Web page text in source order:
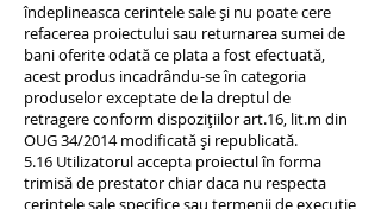
îndeplineasca cerintele sale și nu poate cere
refacerea proiectului sau returnarea sumei de
bani oferite odată ce plata a fost efectuată,
acest produs incadrându-se în categoria
produselor exceptate de la dreptul de
retragere conform dispozițiilor art.16, lit.m din
OUG 34/2014 modificată și republicată.
5.16 Utilizatorul accepta proiectul în forma
trimisă de prestator chiar daca nu respecta
cerințele sale specifice sau termenii de execuție